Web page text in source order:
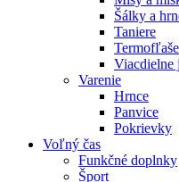
Šálky a
Taniere
Viacdielne
Varenie
Hrnce
Panvice
Pokrievky
Voľný čas
Funkčné doplnky
Šport